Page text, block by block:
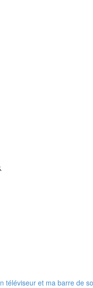
téléviseur et ma barre de